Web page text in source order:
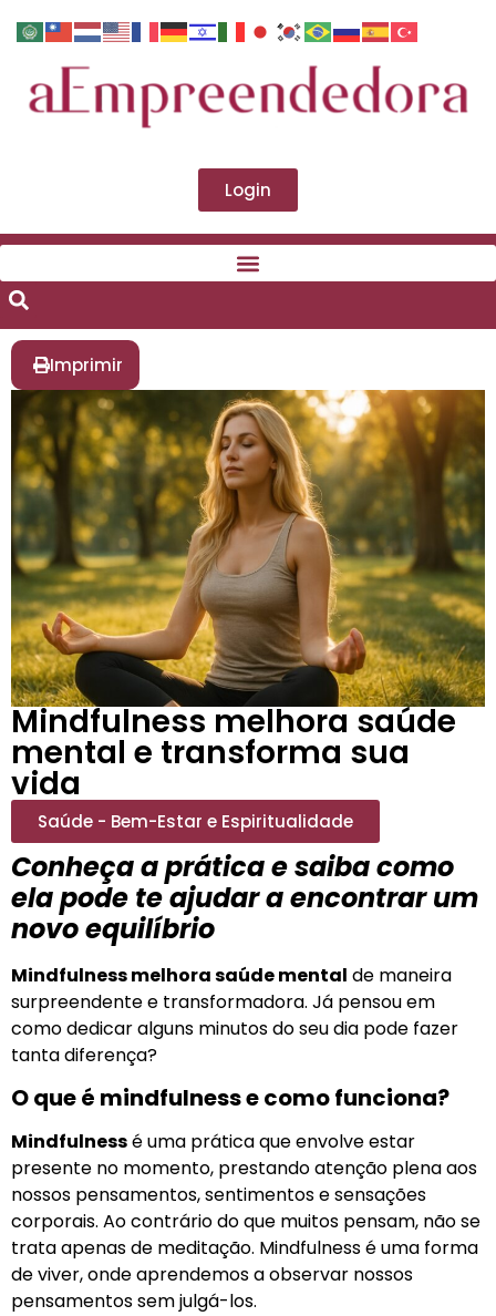
Login
Imprimir
Mindfulness melhora saúde
mental e transforma sua
vida
Saúde - Bem-Estar e Espiritualidade
Conheça a prática e saiba como
ela pode te ajudar a encontrar um
novo equilíbrio
Mindfulness melhora saúde mental de maneira
surpreendente e transformadora. Já pensou em
como dedicar alguns minutos do seu dia pode fazer
tanta diferença?
O que é mindfulness e como funciona?
Mindfulnessé uma prática que envolve estar
presente no momento, prestando atenção plena aos
nossos pensamentos, sentimentos e sensações
corporais. Ao contrário do que muitos pensam, não se
trata apenas de meditação. Mindfulness é uma forma
de viver, onde aprendemos a observar nossos
pensamentos sem julgá-los.